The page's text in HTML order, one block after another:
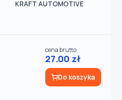
KRAFT AUTOMOTIVE
cena brutto:
27.00 zł
Do koszyka